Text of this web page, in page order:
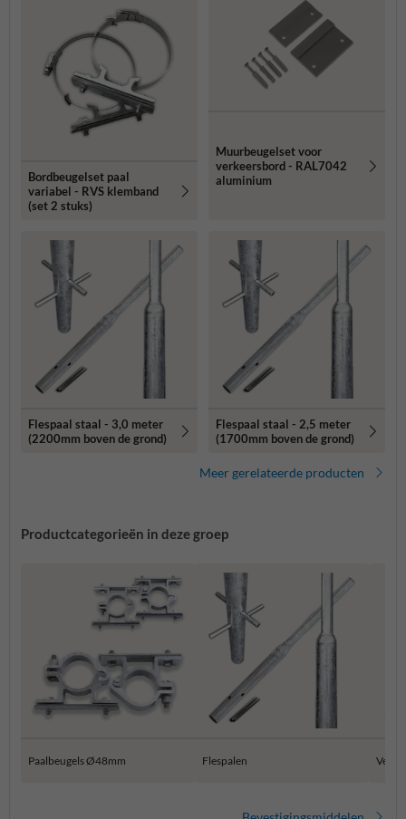
Bordbeugelset paal
variabel - RVS klemband
(set 2 stuks)
Muurbeugelset voor
verkeersbord - RAL7042
aluminium
Flespaal staal - 3,0 meter
(2200mm boven de grond)
Flespaal staal - 2,5 meter
(1700mm boven de grond)
Meer gerelateerde producten
Productcategorieën in deze groep
Paalbeugels Ø48mm Flespalen